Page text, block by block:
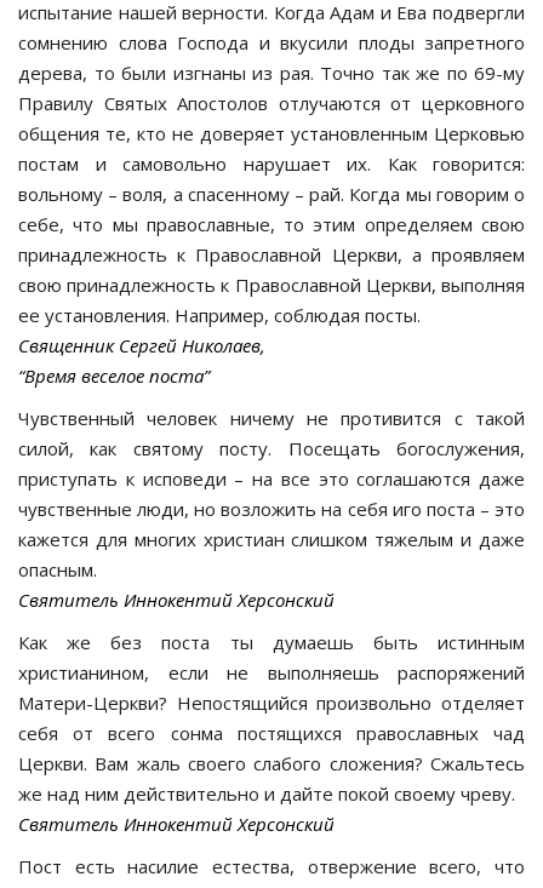
испытание нашей верности. Когда Адам и Ева подвергли
сомнению слова Господа и вкусили плоды запретного
дерева, то были изгнаны из рая. Точно так же по 69-му
Правилу Святых Апостолов отлучаются от церковного
общения те, кто не доверяет установленным Церковью
постам и самовольно нарушает их. Как говорится:
вольному – воля, а спасенному – рай. Когда мы говорим о
себе, что мы православные, то этим определяем свою
принадлежность к Православной Церкви, а проявляем
свою принадлежность к Православной Церкви, выполняя
ее установления. Например, соблюдая посты.
Священник Сергей Николаев,
“Время веселое поста”
Чувственный человек ничему не противится с такой
силой, как святому посту. Посещать богослужения,
приступать к исповеди – на все это соглашаются даже
чувственные люди, но возложить на себя иго поста – это
кажется для многих христиан слишком тяжелым и даже
опасным.
Святитель Иннокентий Херсонский
Как же без поста ты думаешь быть истинным
христианином, если не выполняешь распоряжений
Матери-Церкви? Непостящийся произвольно отделяет
себя от всего сонма постящихся православных чад
Церкви. Вам жаль своего слабого сложения? Сжальтесь
же над ним действительно и дайте покой своему чреву.
Святитель Иннокентий Херсонский
Пост есть насилие естества, отвержение всего, что